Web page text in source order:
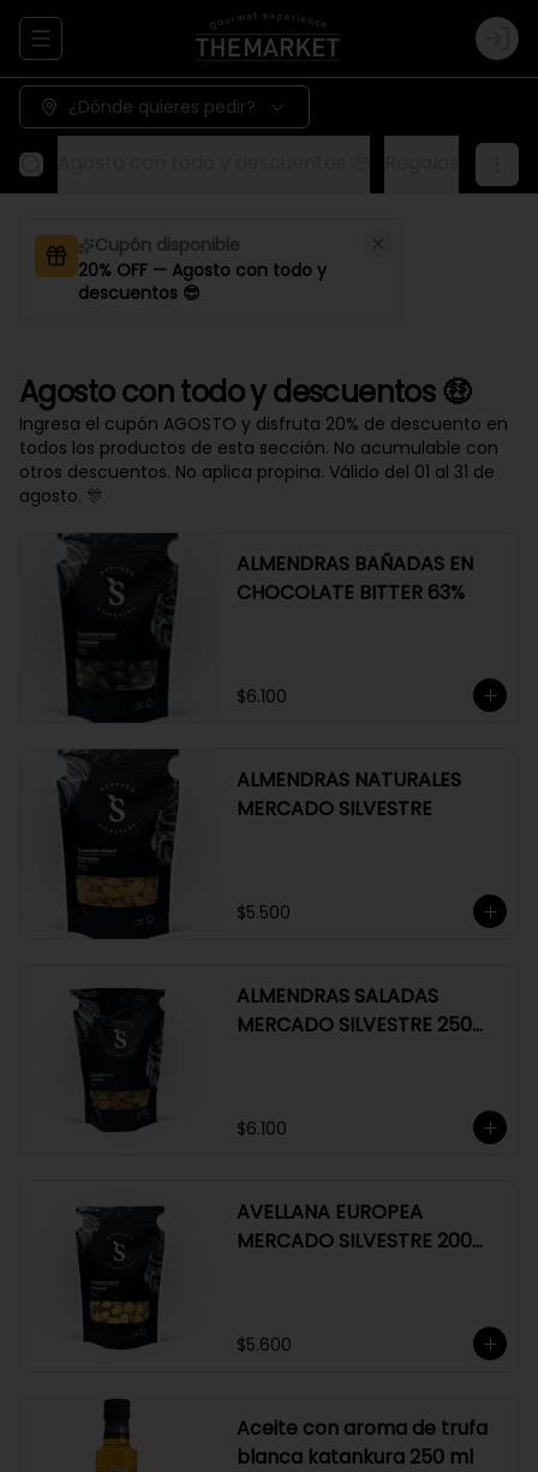
Abrir menu de navegación Login
¿Dónde quieres pedir?
Cupón disponible
20% OFF — Agosto con todo y
descuentos 😎
Agosto con todo y descuentos 🤑
Ingresa el cupón AGOSTO y disfruta 20% de descuento en
todos los productos de esta sección. No acumulable con
otros descuentos. No aplica propina. Válido del 01 al 31 de
agosto. 🎊
ALMENDRAS BAÑADAS EN
CHOCOLATE BITTER 63%
$6.100
ALMENDRAS NATURALES
MERCADO SILVESTRE
$5.500
ALMENDRAS SALADAS
MERCADO SILVESTRE 250
$6.100
AVELLANA EUROPEA
MERCADO SILVESTRE 200
$5.600
Aceite con aroma de trufa
blanca katankura 250 ml